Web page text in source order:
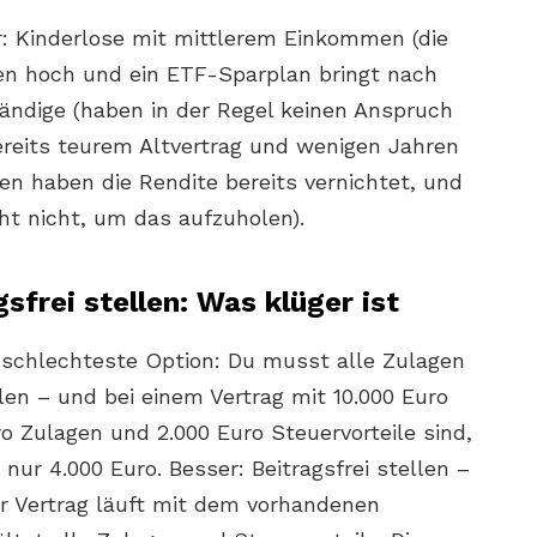
Kinderlose mit mittlerem Einkommen (die
hoch und ein ETF-Sparplan bringt nach
(haben in der Regel keinen Anspruch
teurem Altvertrag und wenigen Jahren
haben die Rendite bereits vernichtet, und
nicht, um das aufzuholen).
stellen: Was klüger ist
Option: Du musst alle Zulagen
– und bei einem Vertrag mit 10.000 Euro
Zulagen und 2.000 Euro Steuervorteile sind,
4.000 Euro. Besser: Beitragsfrei stellen –
läuft mit dem vorhandenen